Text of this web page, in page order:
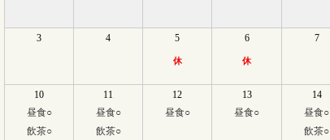
3 4 5
休
6
休
7
10
昼食○
飲茶○
11
昼食○
飲茶○
12
昼食○
13
昼食○
14
昼食○
飲茶○